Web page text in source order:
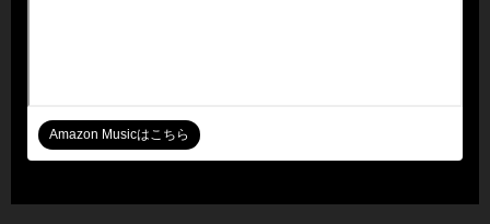
Amazon Musicはこちら